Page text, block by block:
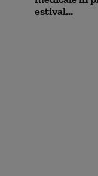
estival...